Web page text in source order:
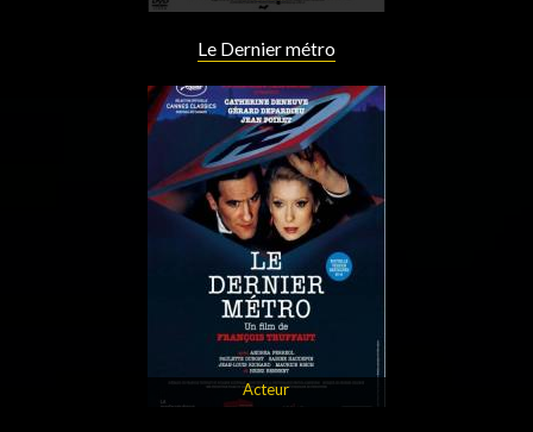
Le Dernier métro
Acteur